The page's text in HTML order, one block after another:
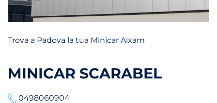
Trova a Padova la tua Minicar Aixam
MINICAR SCARABEL
0498060904